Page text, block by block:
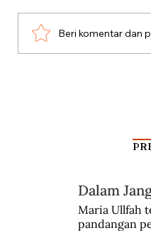
Aksi Koboi
Beri komentar dan
Dalam
Maria Ullfah
pandangan